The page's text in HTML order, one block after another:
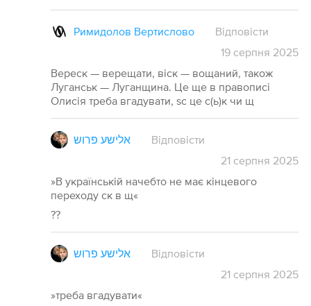
Римидолов Вертислово
Відповісти
19 серпня 2025
Вереск — верещати, віск — вощаний, також
Луганськ — Луганщина. Це ще в правописі
Олисія треба вгадувати, sc це с(ь)к чи щ
אלישע פרוש
Відповісти
21 серпня 2025
»В українській начебто не має кінцевого
переходу ск в щ«
??
אלישע פרוש
Відповісти
21 серпня 2025
»треба вгадувати«